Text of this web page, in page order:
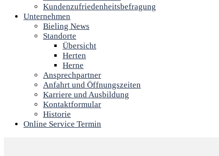
Kundenzufriedenheitsbefragung
Unternehmen
Bieling News
Standorte
Übersicht
Herten
Herne
Ansprechpartner
Anfahrt und Öffnungszeiten
Karriere und Ausbildung
Kontaktformular
Historie
Online Service Termin